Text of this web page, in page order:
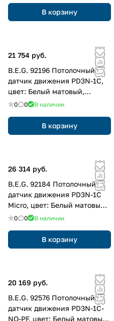
В корзину
21 754 руб.
B.E.G. 92196 Потолочный
датчик движения PD3N-1C,
цвет: Белый матовый,
похожий RAL9010
0 0 В наличии
В корзину
26 314 руб.
B.E.G. 92184 Потолочный
датчик движения PD3N-1C
Micro, цвет: Белый матовый,
похожий RAL9010
0 0 В наличии
В корзину
20 169 руб.
B.E.G. 92576 Потолочный
датчик движения PD3N-1C-
NO-PF, цвет: Белый матовый,